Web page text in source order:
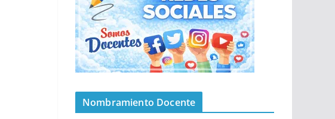
Nombramiento Docente